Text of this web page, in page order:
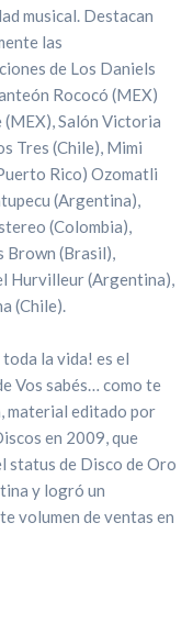
musical. Destacan
las
de Los Daniels
Rococó (MEX)
(MEX), Salón Victoria
Tres (Chile), Mimi
Rico) Ozomatli
(Argentina),
(Colombia),
Brown (Brasil),
Hurvilleur (Argentina),
(Chile).
la vida! es el
Vos sabés… como te
material editado por
en 2009, que
status de Disco de Oro
y logró un
volumen de ventas en